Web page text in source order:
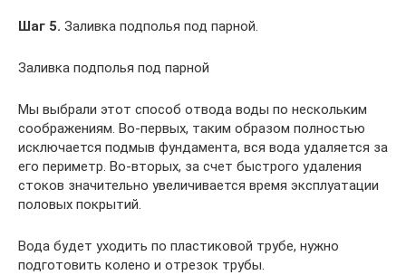
Шаг 5. Заливка подполья под парной.
Заливка подполья под парной
Мы выбрали этот способ отвода воды по нескольким
соображениям. Во-первых, таким образом полностью
исключается подмыв фундамента, вся вода удаляется за
его периметр. Во-вторых, за счет быстрого удаления
стоков значительно увеличивается время эксплуатации
половых покрытий.
Вода будет уходить по пластиковой трубе, нужно
подготовить колено и отрезок трубы.